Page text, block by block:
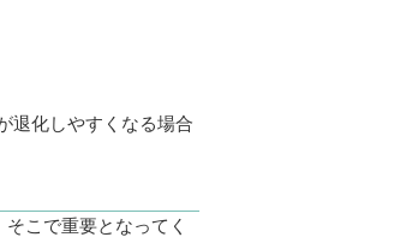
退化しやすくなる場合
こで重要となってく